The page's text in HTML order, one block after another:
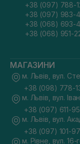
+38 (097) 788-
+38 (097) 983-
+38 (068) 693-
+38 (068) 951-
МАГАЗИНИ
м. Львів, вул.
+38 (098) 778-
м. Львів, вул.
+38 (097) 611-
м. Львів, вул.
+38 (097) 101-
м. Рівне, вул. 16-